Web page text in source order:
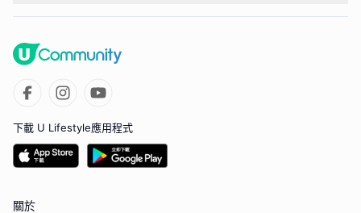
下載 U Lifestyle應用程式
關於